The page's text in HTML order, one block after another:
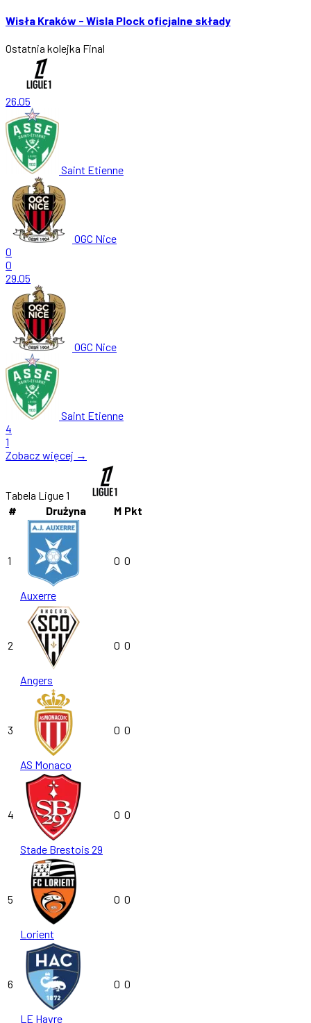
Wisła Kraków - Wisla Plock oficjalne składy
Ostatnia kolejka Final
26.05
Saint Etienne
OGC Nice
0
0
29.05
OGC Nice
Saint Etienne
4
1
Zobacz więcej →
Tabela Ligue 1
#
Drużyna M Pkt
1
Auxerre
0 0
2
Angers
0 0
3
AS Monaco
0 0
4
Stade Brestois 29
0 0
5
Lorient
0 0
6
LE Havre
0 0